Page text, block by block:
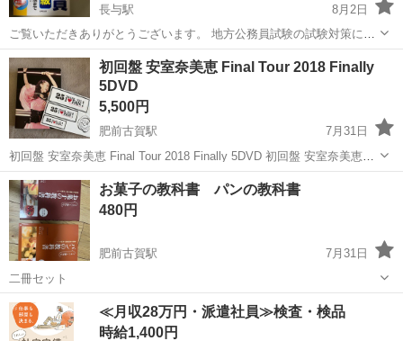
長与駅
8月2日
ご覧いただきありがとうございます。 地方公務員試験の試験対策にい
かがでしょうか。 著作者：東京工学院専門学校／監修 出版者名：成美
堂出版 出版年月：2024/11/5 商品形態：３６７Ｐ ２２ｃｍ 価格：
1,500円（税抜...
長崎 長崎市 長与駅 就職、資格
初回盤 安室奈美恵 Final Tour 2018 Finally
5DVD
5,500円
肥前古賀駅
7月31日
初回盤 安室奈美恵 Final Tour 2018 Finally 5DVD 初回盤 安室奈美恵
5DVD Final Tour 2018 Finally 東京ドーム最終+25周年沖縄ライブ+福岡
ヤフオク! ドーム 18/...
長崎 長崎市 肥前古賀駅 DVD/ブルーレイ
お菓子の教科書 パンの教科書
480円
肥前古賀駅
7月31日
二冊セット
長崎 長崎市 肥前古賀駅 参考書 教科書
≪月収28万円・派遣社員≫検査・検品
時給1,400円